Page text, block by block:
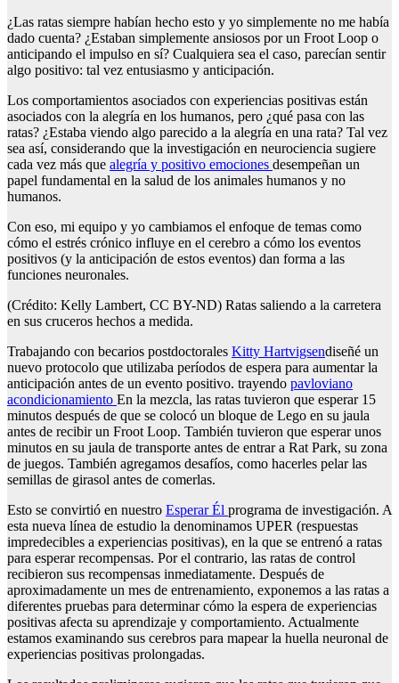
¿Las ratas siempre habían hecho esto y yo simplemente no me había
dado cuenta? ¿Estaban simplemente ansiosos por un Froot Loop o
anticipando el impulso en sí? Cualquiera sea el caso, parecían sentir
algo positivo: tal vez entusiasmo y anticipación.
Los comportamientos asociados con experiencias positivas están
asociados con la alegría en los humanos, pero ¿qué pasa con las
ratas? ¿Estaba viendo algo parecido a la alegría en una rata? Tal vez
sea así, considerando que la investigación en neurociencia sugiere
cada vez más que alegría y positivo emociones desempeñan un
papel fundamental en la salud de los animales humanos y no
humanos.
Con eso, mi equipo y yo cambiamos el enfoque de temas como
cómo el estrés crónico influye en el cerebro a cómo los eventos
positivos (y la anticipación de estos eventos) dan forma a las
funciones neuronales.
(Crédito: Kelly Lambert, CC BY-ND) Ratas saliendo a la carretera
en sus cruceros hechos a medida.
Trabajando con becarios postdoctorales Kitty Hartvigsendiseñé un
nuevo protocolo que utilizaba períodos de espera para aumentar la
anticipación antes de un evento positivo. trayendo pavloviano
acondicionamiento En la mezcla, las ratas tuvieron que esperar 15
minutos después de que se colocó un bloque de Lego en su jaula
antes de recibir un Froot Loop. También tuvieron que esperar unos
minutos en su jaula de transporte antes de entrar a Rat Park, su zona
de juegos. También agregamos desafíos, como hacerles pelar las
semillas de girasol antes de comerlas.
Esto se convirtió en nuestro EsperarÉl programa de investigación. A
esta nueva línea de estudio la denominamos UPER (respuestas
impredecibles a experiencias positivas), en la que se entrenó a ratas
para esperar recompensas. Por el contrario, las ratas de control
recibieron sus recompensas inmediatamente. Después de
aproximadamente un mes de entrenamiento, exponemos a las ratas a
diferentes pruebas para determinar cómo la espera de experiencias
positivas afecta su aprendizaje y comportamiento. Actualmente
estamos examinando sus cerebros para mapear la huella neuronal de
experiencias positivas prolongadas.